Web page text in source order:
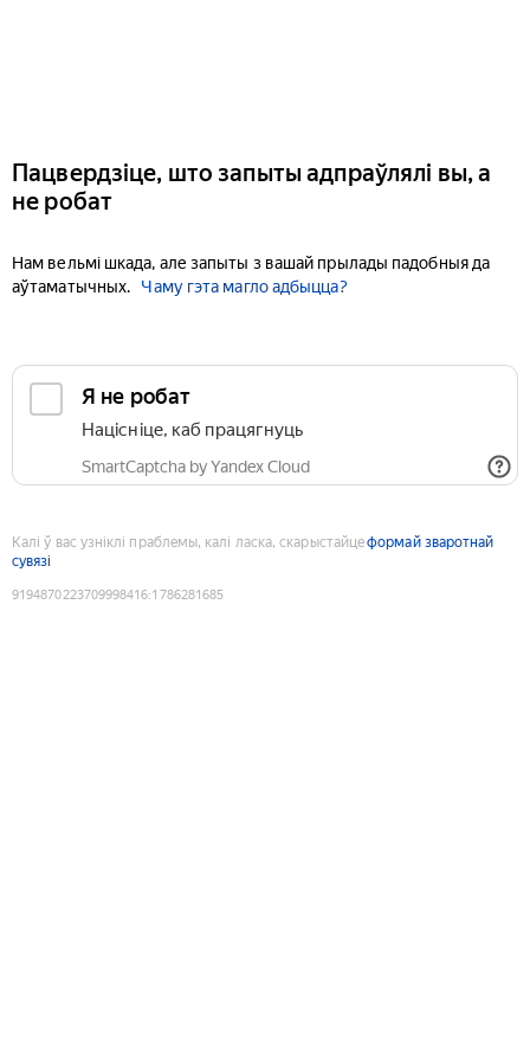
Пацвердзіце, што запыты адпраўлялі вы, а
не робат
Нам вельмі шкада, але запыты з вашай прылады падобныя да
аўтаматычных.
Чаму гэта магло адбыцца?
Я не робат
Націсніце, каб працягнуць
SmartCaptcha by Yandex Cloud
Калі ў вас узніклі праблемы, калі ласка, скарыстайцеформай зваротнай
сувязі
9194870223709998416:1786281685